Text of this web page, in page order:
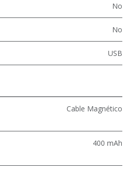
No
No
USB
Cable Magnético
400 mAh